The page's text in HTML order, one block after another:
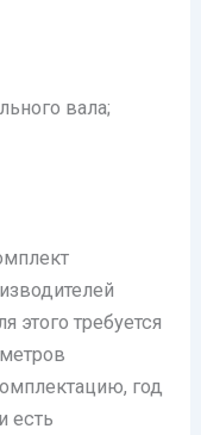
вала;
этого требуется
год
есть